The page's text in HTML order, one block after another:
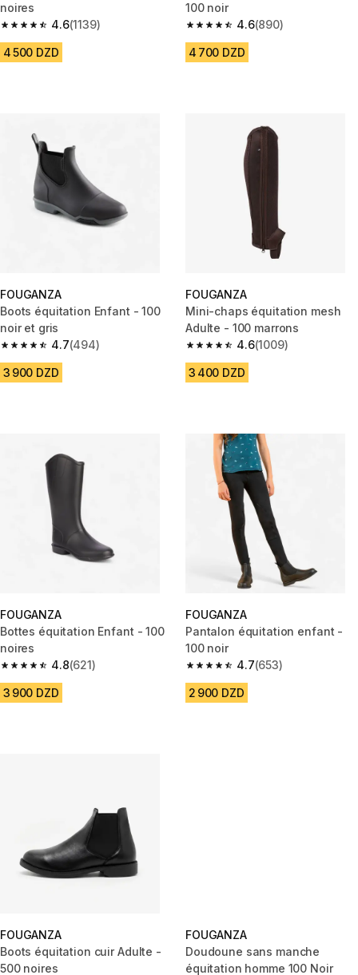
noires
4.6
4.6 out of 5 stars from 1139 reviews
(1139)
4 500 DZD
100 noir
4.6
4.6 out of 5 stars from 890
(890)
4 700 DZD
FOUGANZA
Boots équitation Enfant - 100
noir et gris
4.7
4.7 out of 5 stars from 494 reviews
(494)
3 900 DZD
FOUGANZA
Mini-chaps équitation mesh
Adulte - 100 marrons
4.6
4.6 out of 5 stars from 1009
(1009)
3 400 DZD
FOUGANZA
Bottes équitation Enfant - 100
noires
4.8
4.8 out of 5 stars from 621 reviews
(621)
3 900 DZD
FOUGANZA
Pantalon équitation enfant -
100 noir
4.7
4.7 out of 5 stars from 653
(653)
2 900 DZD
FOUGANZA
Boots équitation cuir Adulte -
500 noires
FOUGANZA
Doudoune sans manche
équitation homme 100 Noir